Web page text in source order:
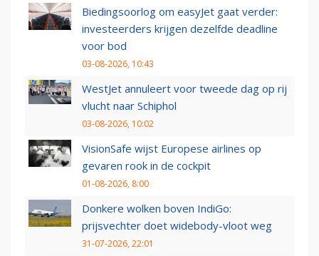
Biedingsoorlog om easyJet gaat verder:
investeerders krijgen dezelfde deadline
voor bod
03-08-2026, 10:43
WestJet annuleert voor tweede dag op rij
vlucht naar Schiphol
03-08-2026, 10:02
VisionSafe wijst Europese airlines op
gevaren rook in de cockpit
01-08-2026, 8:00
Donkere wolken boven IndiGo:
prijsvechter doet widebody-vloot weg
31-07-2026, 22:01